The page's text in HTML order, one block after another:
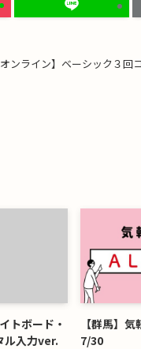
オンライン】ベーシック３回
トボード・
ル入力ver.
【群馬】
7/30